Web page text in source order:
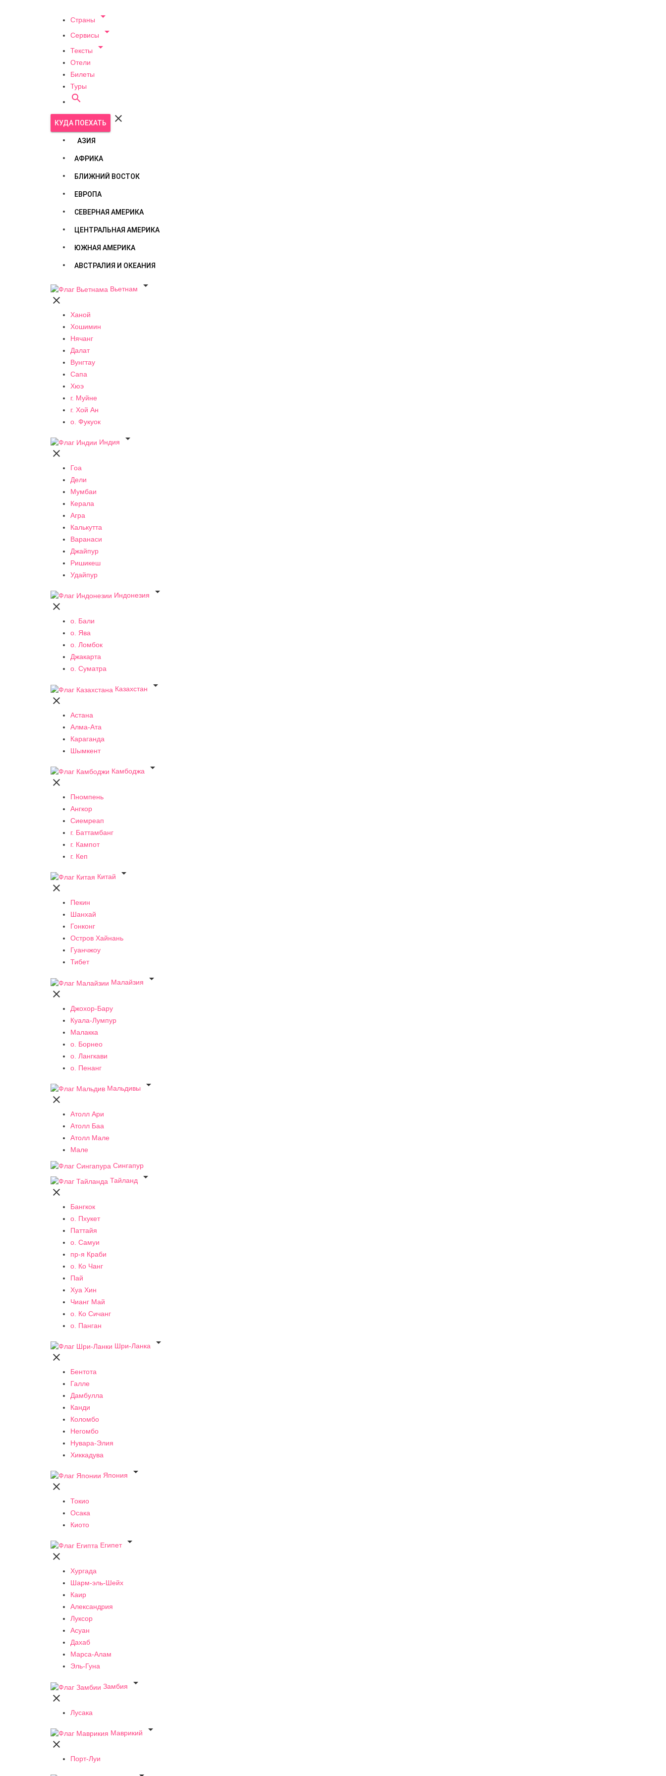
Страны 
Сервисы 
Тексты 
Отели
Билеты
Туры

КУДА ПОЕХАТЬ 
АЗИЯ
АФРИКА
БЛИЖНИЙ ВОСТОК
ЕВРОПА
СЕВЕРНАЯ АМЕРИКА
ЦЕНТРАЛЬНАЯ АМЕРИКА
ЮЖНАЯ АМЕРИКА
АВСТРАЛИЯ И ОКЕАНИЯ
Вьетнам


Ханой
Хошимин
Нячанг
Далат
Вунгтау
Сапа
Хюэ
г. Муйне
г. Хой Ан
о. Фукуок
Индия


Гоа
Дели
Мумбаи
Керала
Агра
Калькутта
Варанаси
Джайпур
Ришикеш
Удайпур
Индонезия


о. Бали
о. Ява
о. Ломбок
Джакарта
о. Суматра
Казахстан


Астана
Алма-Ата
Караганда
Шымкент
Камбоджа


Пномпень
Ангкор
Сиемреап
г. Баттамбанг
г. Кампот
г. Кеп
Китай


Пекин
Шанхай
Гонконг
Остров Хайнань
Гуанчжоу
Тибет
Малайзия


Джохор-Бару
Куала-Лумпур
Малакка
о. Борнео
о. Лангкави
о. Пенанг
Мальдивы


Атолл Ари
Атолл Баа
Атолл Мале
Мале
Сингапур
Тайланд


Бангкок
о. Пхукет
Паттайя
о. Самуи
пр-я Краби
о. Ко Чанг
Пай
Хуа Хин
Чианг Май
о. Ко Сичанг
о. Панган
Шри-Ланка


Бентота
Галле
Дамбулла
Канди
Коломбо
Негомбо
Нувара-Элия
Хиккадува
Япония


Токио
Осака
Киото
Египет


Хургада
Шарм-эль-Шейх
Каир
Александрия
Луксор
Асуан
Дахаб
Марса-Алам
Эль-Гуна
Замбия


Лусака
Маврикий


Порт-Луи